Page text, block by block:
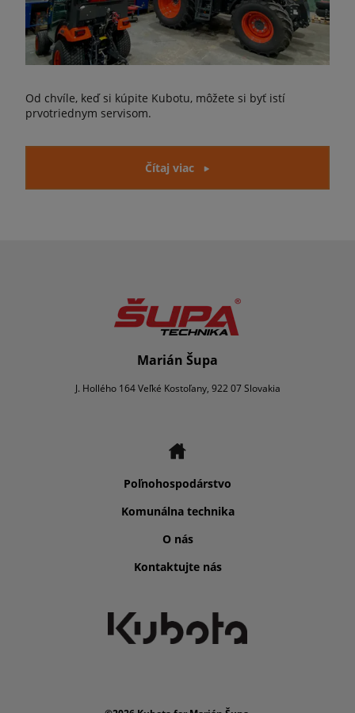
Od chvíle, keď si kúpite Kubotu, môžete si byť istí
prvotriednym servisom.
Čítaj viac
Marián Šupa
J. Hollého 164 Veľké Kostoľany, 922 07 Slovakia
Poľnohospodárstvo
Komunálna technika
O nás
Kontaktujte nás